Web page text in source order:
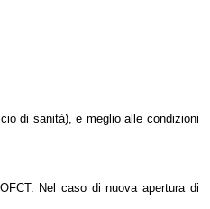
di sanità), e meglio alle condizioni
Nel caso di nuova apertura di